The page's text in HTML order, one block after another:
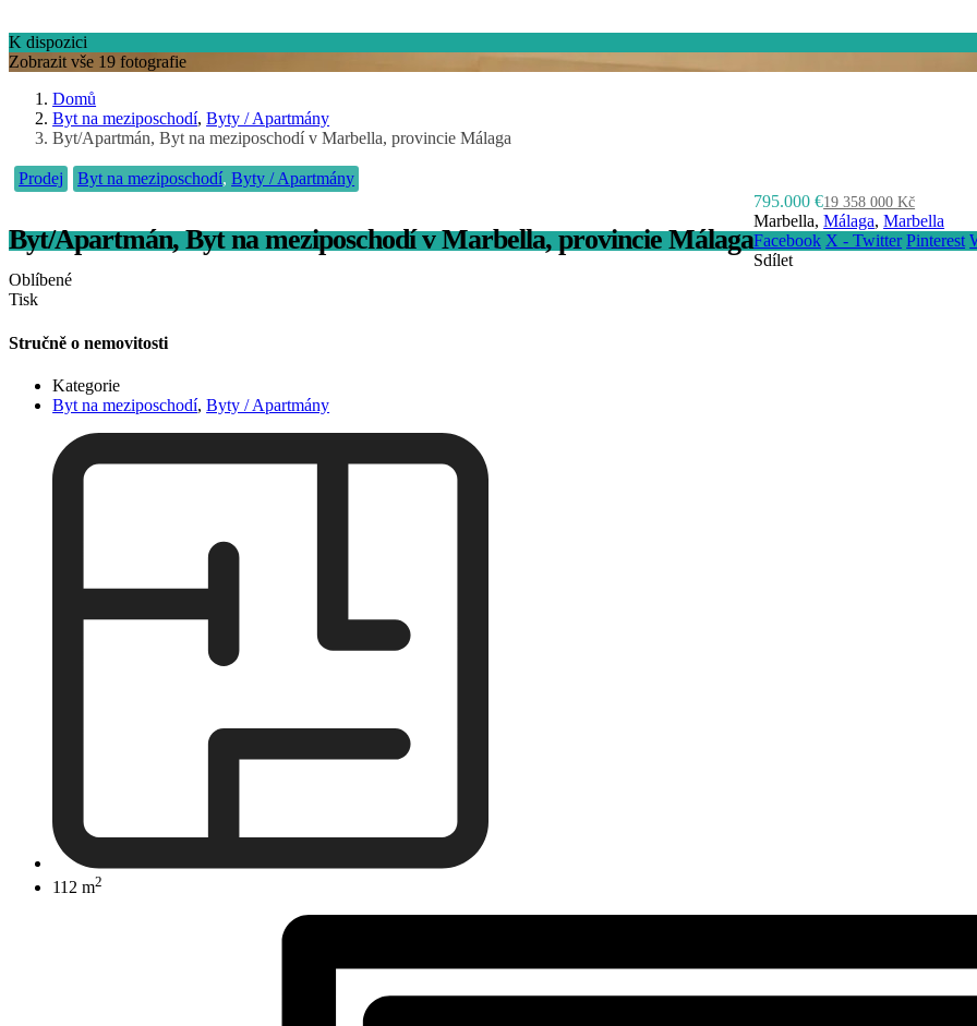
K dispozici
Zobrazit vše 19 fotografie
Domů
Byt na meziposchodí,Byty / Apartmány
Byt/Apartmán, Byt na meziposchodí v Marbella, provincie Málaga
Prodej Byt na meziposchodí,Byty / Apartmány
Byt/Apartmán, Byt na meziposchodí v Marbella, provincie Málaga
795.000 €19 358 000 Kč
Marbella,Málaga,Marbella
Facebook X - Twitter Pinterest
Sdílet
Oblíbené
Tisk
Stručně o nemovitosti
Kategorie
Byt na meziposchodí,Byty / Apartmány
112 m2